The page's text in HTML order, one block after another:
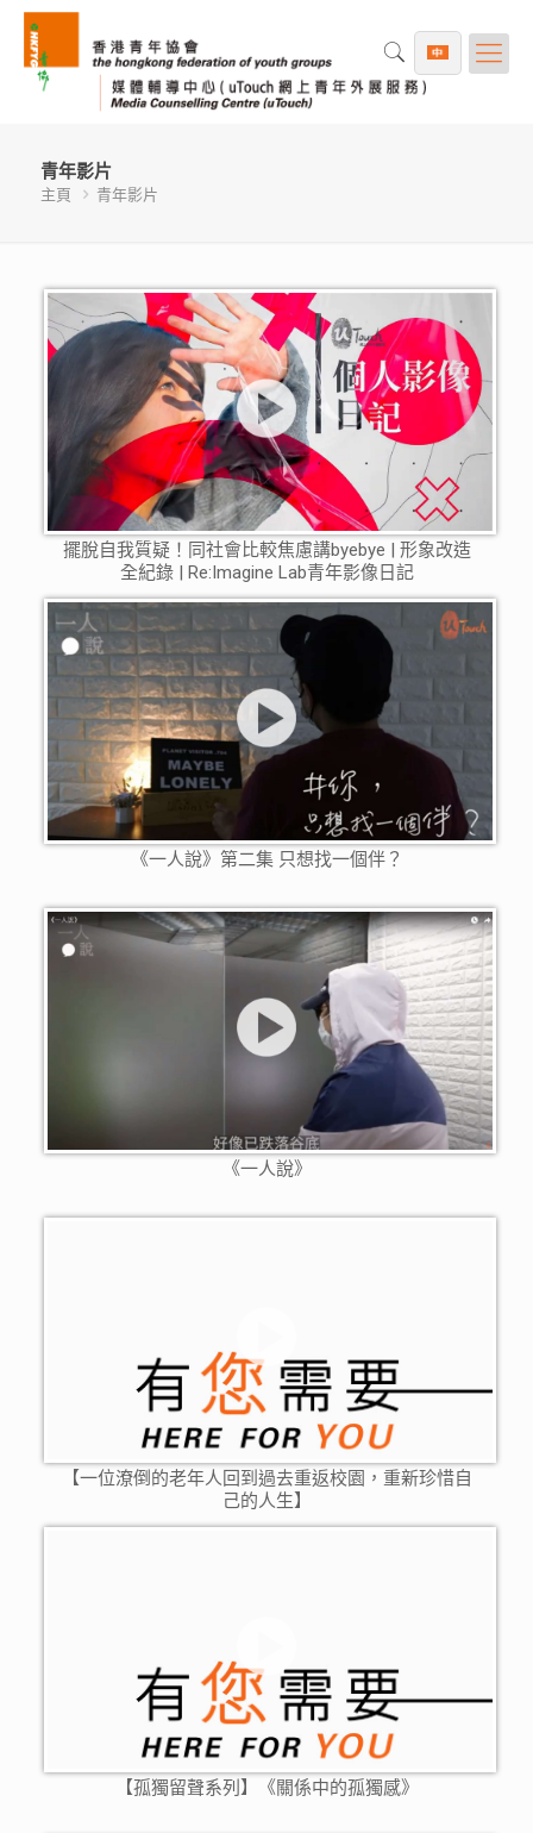
青年影片
主頁 青年影片
擺脫自我質疑！同社會比較焦慮講byebye | 形象改造
全紀錄 | Re:Imagine Lab青年影像日記
《一人說》第二集 只想找一個伴？
《一人說》
【一位潦倒的老年人回到過去重返校園，重新珍惜自
己的人生】
【孤獨留聲系列】《關係中的孤獨感》